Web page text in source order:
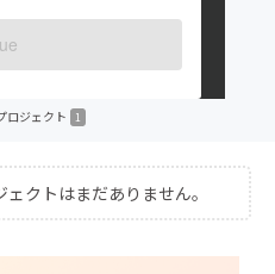
ロジェクト 1
クトはまだありません。